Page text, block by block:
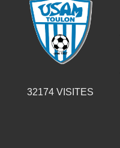
32174VISITES